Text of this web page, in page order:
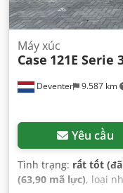
Deventer 9.587 km
Máy xúc
Case 121E Serie
Yêu cầu
Tình trạng: rất tốt
(63,90 mã lực), loại